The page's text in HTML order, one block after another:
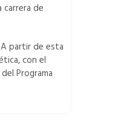
carrera de
partir de esta
con el
Programa